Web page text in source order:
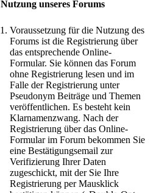
Nutzung unseres Forums
Voraussetzung für die Nutzung des
Forums ist die Registrierung über
das entsprechende Online-
Formular. Sie können das Forum
ohne Registrierung lesen und im
Falle der Registrierung unter
Pseudonym Beiträge und Themen
veröffentlichen. Es besteht kein
Klarnamenzwang. Nach der
Registrierung über das Online-
Formular im Forum bekommen Sie
eine Bestätigungsemail zur
Verifizierung Ihrer Daten
zugeschickt, mit der Sie Ihre
Registrierung per Mausklick